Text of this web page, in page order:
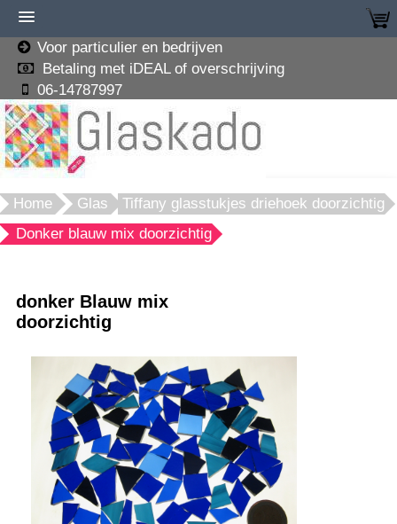
Voor particulier en bedrijven
Betaling met iDEAL of overschrijving
06-14787997
Home Glas
Tiffany glasstukjes driehoek doorzichtig
Donker blauw mix doorzichtig
donker Blauw mix
doorzichtig